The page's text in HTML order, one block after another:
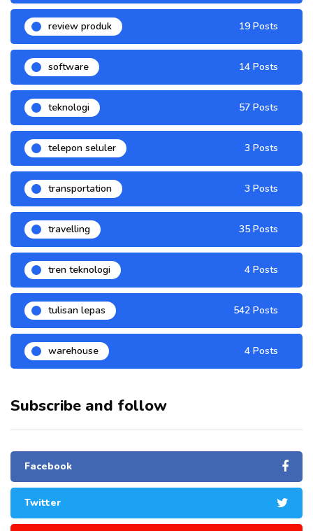
review produk 19 Posts
software 14 Posts
teknologi 57 Posts
telepon seluler 3 Posts
transportation 3 Posts
travelling 35 Posts
tren teknologi 4 Posts
tulisan lepas 542 Posts
warehouse 4 Posts
Subscribe and follow
Facebook
Twitter